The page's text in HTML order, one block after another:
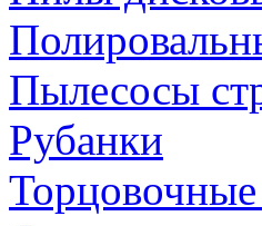
Пылесосы
Рубанки